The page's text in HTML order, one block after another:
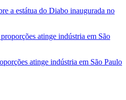
a estátua do Diabo inaugurada no
atinge indústria em São Paulo